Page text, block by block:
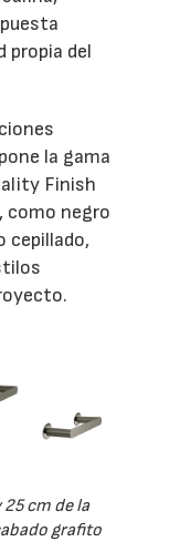
propia del
la gama
Finish
como negro
cepillado,
cm de la
grafito